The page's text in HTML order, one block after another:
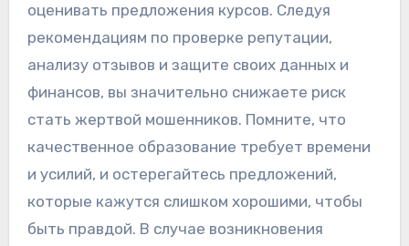
оценивать предложения курсов. Следуя
рекомендациям по проверке репутации,
анализу отзывов и защите своих данных и
финансов, вы значительно снижаете риск
стать жертвой мошенников. Помните, что
качественное образование требует времени
и усилий, и остерегайтесь предложений,
которые кажутся слишком хорошими, чтобы
быть правдой. В случае возникновения